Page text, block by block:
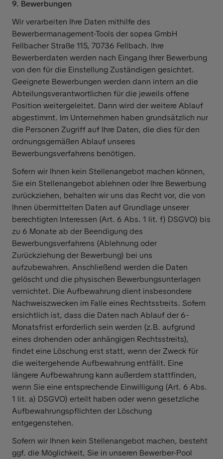
9. Bewerbungen
Wir verarbeiten Ihre Daten mithilfe des
Bewerbermanagement-Tools der sopea GmbH
Fellbacher Straße 115, 70736 Fellbach. Ihre
Bewerberdaten werden nach Eingang Ihrer Bewerbung
von den für die Einstellung Zuständigen gesichtet.
Geeignete Bewerbungen werden dann intern an die
Abteilungsverantwortlichen für die jeweils offene
Position weitergeleitet. Dann wird der weitere Ablauf
abgestimmt. Im Unternehmen haben grundsätzlich nur
die Personen Zugriff auf Ihre Daten, die dies für den
ordnungsgemäßen Ablauf unseres
Bewerbungsverfahrens benötigen.
Sofern wir Ihnen kein Stellenangebot machen können,
Sie ein Stellenangebot ablehnen oder Ihre Bewerbung
zurückziehen, behalten wir uns das Recht vor, die von
Ihnen übermittelten Daten auf Grundlage unserer
berechtigten Interessen (Art. 6 Abs. 1 lit. f) DSGVO) bis
zu 6 Monate ab der Beendigung des
Bewerbungsverfahrens (Ablehnung oder
Zurückziehung der Bewerbung) bei uns
aufzubewahren. Anschließend werden die Daten
gelöscht und die physischen Bewerbungsunterlagen
vernichtet. Die Aufbewahrung dient insbesondere
Nachweiszwecken im Falle eines Rechtsstreits. Sofern
ersichtlich ist, dass die Daten nach Ablauf der 6-
Monatsfrist erforderlich sein werden (z.B. aufgrund
eines drohenden oder anhängigen Rechtsstreits),
findet eine Löschung erst statt, wenn der Zweck für
die weitergehende Aufbewahrung entfällt. Eine
längere Aufbewahrung kann außerdem stattfinden,
wenn Sie eine entsprechende Einwilligung (Art. 6 Abs.
1 lit. a) DSGVO) erteilt haben oder wenn gesetzliche
Aufbewahrungspflichten der Löschung
entgegenstehen.
Sofern wir Ihnen kein Stellenangebot machen, besteht
ggf. die Möglichkeit, Sie in unseren Bewerber-Pool